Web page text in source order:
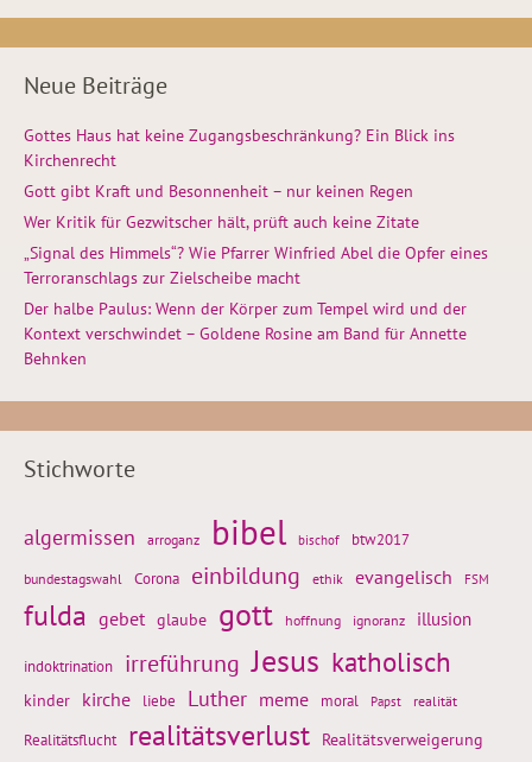
Neue Beiträge
Gottes Haus hat keine Zugangsbeschränkung? Ein Blick ins
Kirchenrecht
Gott gibt Kraft und Besonnenheit – nur keinen Regen
Wer Kritik für Gezwitscher hält, prüft auch keine Zitate
„Signal des Himmels“? Wie Pfarrer Winfried Abel die Opfer eines
Terroranschlags zur Zielscheibe macht
Der halbe Paulus: Wenn der Körper zum Tempel wird und der
Kontext verschwindet – Goldene Rosine am Band für Annette
Behnken
Stichworte
algermissen arroganz bibel bischof btw2017
bundestagswahl Corona einbildung ethik evangelisch FSM
fulda gebet glaube gott hoffnung ignoranz illusion
indoktrination irreführung Jesus katholisch
kinder kirche liebe Luther meme moral Papst realität
Realitätsflucht realitätsverlust Realitätsverweigerung